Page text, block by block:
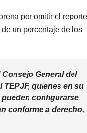
por omitir el
un porcentaje de los
General del
TEPJF, quienes en su
pueden configurarse
conforme a derecho,